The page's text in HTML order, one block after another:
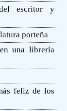
escritor y
porteña
una librería
feliz de los